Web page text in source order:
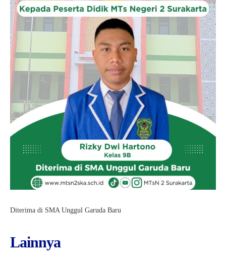
Kartu Tes PMBM
Diterima di SMA Unggul Garuda Baru
Lainnya